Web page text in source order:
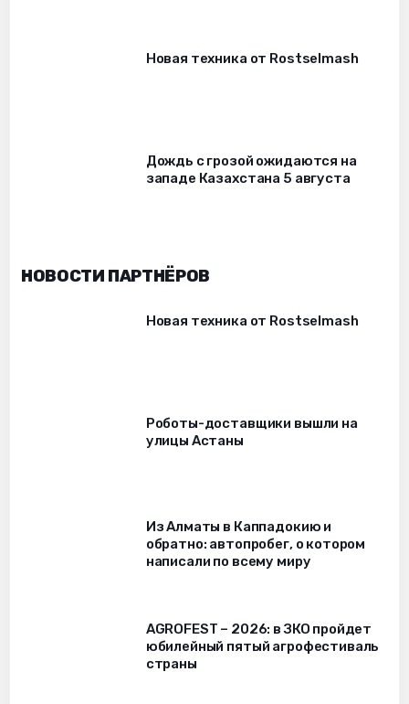
Новая техника от Rostselmash
Дождь с грозой ожидаются на
западе Казахстана 5 августа
НОВОСТИ ПАРТНЁРОВ
Новая техника от Rostselmash
Роботы-доставщики вышли на
улицы Астаны
Из Алматы в Каппадокию и
обратно: автопробег, о котором
написали по всему миру
AGROFEST – 2026: в ЗКО пройдет
юбилейный пятый агрофестиваль
страны